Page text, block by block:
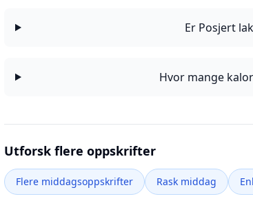
Er Posjert
Hvor mange
Utforsk flere oppskrifter
Flere middagsoppskrifter Rask middag